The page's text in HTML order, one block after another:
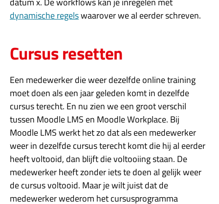
dynamische regelswaarover we al eerder schreven.
Cursus resetten
Een medewerker die weer dezelfde online training
moet doen als een jaar geleden komt in dezelfde
cursus terecht. En nu zien we een groot verschil
tussen Moodle LMS en Moodle Workplace. Bij
Moodle LMS werkt het zo dat als een medewerker
weer in dezelfde cursus terecht komt die hij al eerder
heeft voltooid, dan blijft die voltooiing staan. De
medewerker heeft zonder iets te doen al gelijk weer
de cursus voltooid. Maar je wilt juist dat de
medewerker wederom het cursusprogramma